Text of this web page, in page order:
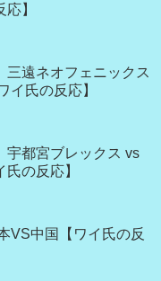
】
三遠ネオフェニックス
イ氏の反応】
宇都宮ブレックス vs
の反応】
VS中国【ワイ氏の反